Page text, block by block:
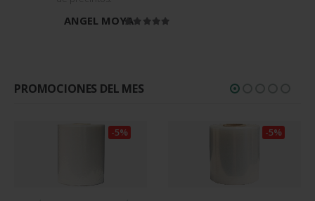
ANGEL MOYA
Valorado en
PROMOCIONES DEL MES